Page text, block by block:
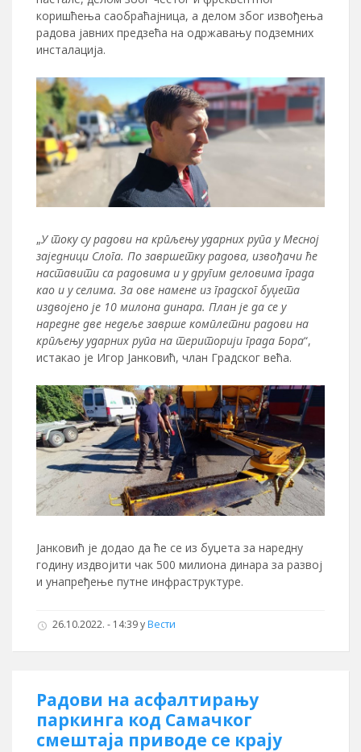
коришћења саобраћајница, а делом због извођења
радова јавних предзећа на одржавању подземних
инсталација.
„У току су радови на крпљењу ударних рупа у Месној
заједници Слога. По завршетку радова, извођачи ће
наставити са радовима и у другим деловима града
као и у селима. За ове намене из градског буџета
издвојено је 10 милона динара. План је да се у
наредне две недеље заврше комплетни радови на
крпљењу ударних рупа на територији града Бора“,
истакао је Игор Јанковић, члан Градског већа.
Јанковић је додао да ће се из буџета за наредну
годину издвојити чак 500 милиона динара за развој
и унапређење путне инфраструктуре.
26.10.2022. - 14:39уВести
Радови на асфалтирању
паркинга код Самачког
смештаја приводе се крају